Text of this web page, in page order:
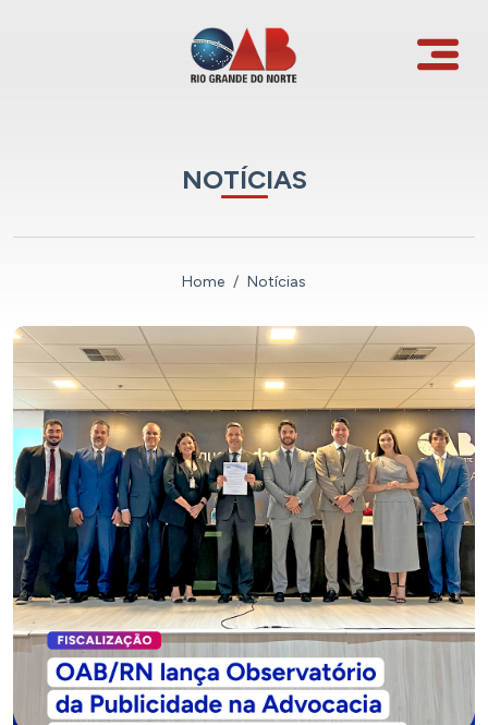
NOTÍCIAS
Home Notícias